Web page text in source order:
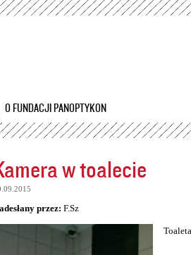
Przejdź
O FUNDACJI PANOPTYKON
w toalecie
przez: F.Sz